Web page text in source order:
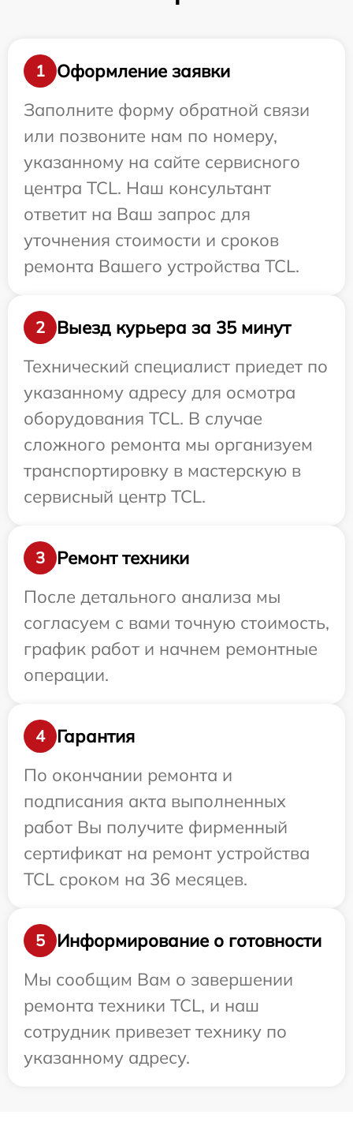
1
Оформление заявки
Заполните форму обратной связи
или позвоните нам по номеру,
указанному на сайте сервисного
центра TCL. Наш консультант
ответит на Ваш запрос для
уточнения стоимости и сроков
ремонта Вашего устройства TCL.
2
Выезд курьера за 35 минут
Технический специалист приедет по
указанному адресу для осмотра
оборудования TCL. В случае
сложного ремонта мы организуем
транспортировку в мастерскую в
сервисный центр TCL.
3
Ремонт техники
После детального анализа мы
согласуем с вами точную стоимость,
график работ и начнем ремонтные
операции.
4
Гарантия
По окончании ремонта и
подписания акта выполненных
работ Вы получите фирменный
сертификат на ремонт устройства
TCL сроком на 36 месяцев.
5
Информирование о готовности
Мы сообщим Вам о завершении
ремонта техники TCL, и наш
сотрудник привезет технику по
указанному адресу.